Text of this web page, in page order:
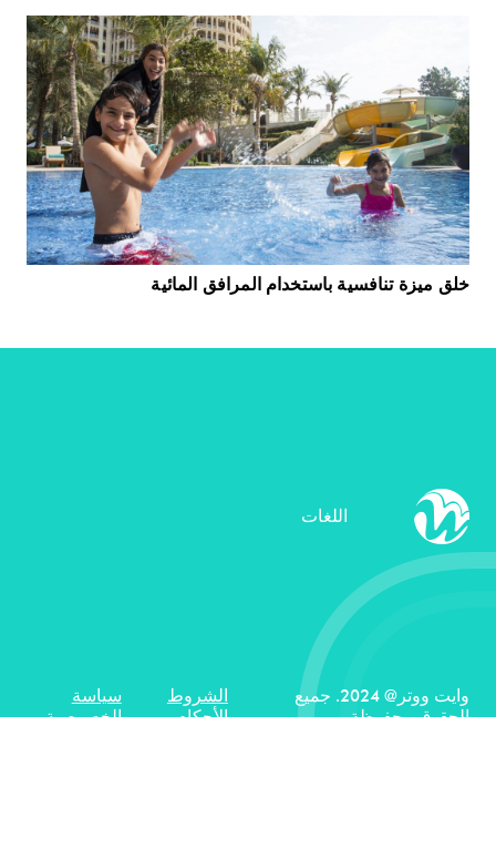
خلق ميزة تنافسية باستخدام المرافق المائية
اللغات
وايت ووتر@ 2024. جميع
الحقوق محفوظة.
الشروط
الأحكام
سياسة
الخصوصية